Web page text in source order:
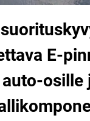
E-
auto-osille